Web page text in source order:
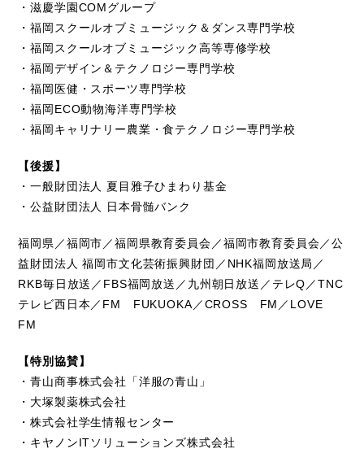
・滋慶学園COMグループ
・福岡スクールオブミュージック＆ダンス専門学校
・福岡スクールオブミュージック高等専修学校
・福岡デザイン＆テクノロジー専門学校
・福岡医健・スポーツ専門学校
・福岡ECO動物海洋専門学校
・福岡キャリナリー農業・食テクノロジー専門学校
【後援】
・一般財団法人 夏目雅子ひまわり基金
・公益財団法人 日本骨髄バンク
福岡県／福岡市／福岡県教育委員会／福岡市教育委員会／公
益財団法人 福岡市文化芸術振興財団／NHK福岡放送局／
RKB毎日放送／FBS福岡放送／九州朝日放送／テレQ／TNC
テレビ西日本／FM FUKUOKA／CROSS FM／LOVE
FM
【特別協賛】
・青山商事株式会社「洋服の青山」
・大塚製薬株式会社
・株式会社学生情報センター
・キヤノンITソリューションズ株式会社